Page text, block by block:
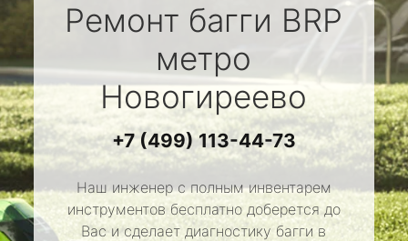
Ремонт багги BRP
метро
Новогиреево
+7 (499) 113-44-73
Наш инженер с полным инвентарем
инструментов бесплатно доберется до
Вас и сделает диагностику багги в